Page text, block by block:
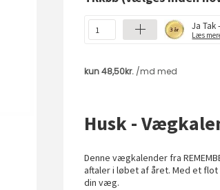
Ja Tak
Læs
Husk -
Denne vægkalender fra
aftaler i løbet af året. Med et
din væg.